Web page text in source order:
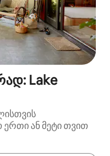
Lake
ან მეტი თვით